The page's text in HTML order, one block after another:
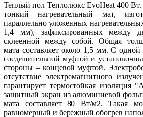
Теплый пол Теплолюкс EvoHeat 400
тонкий нагревательный мат,
параллельно уложенных
1,4 мм), зафиксированных между
склеенной между собой. Общая
мата составляет около 1,5 мм. С
соединительной муфтой и
стороны – концевой муфтой.
отсутствие электромагнитного
гарантирует термостойкая изоляция
защитный экран из алюминиевой
мата составляет 80 Вт/м2. Такая
равномерный и бережный обогрев